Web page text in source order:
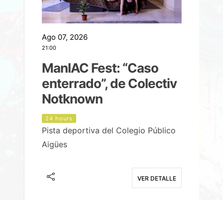
Ago 07, 2026
21:00
ManIAC Fest: “Caso
enterrado”, de Colectiv
Notknown
24 hours
Pista deportiva del Colegio Público
Aigües
VER DETALLE